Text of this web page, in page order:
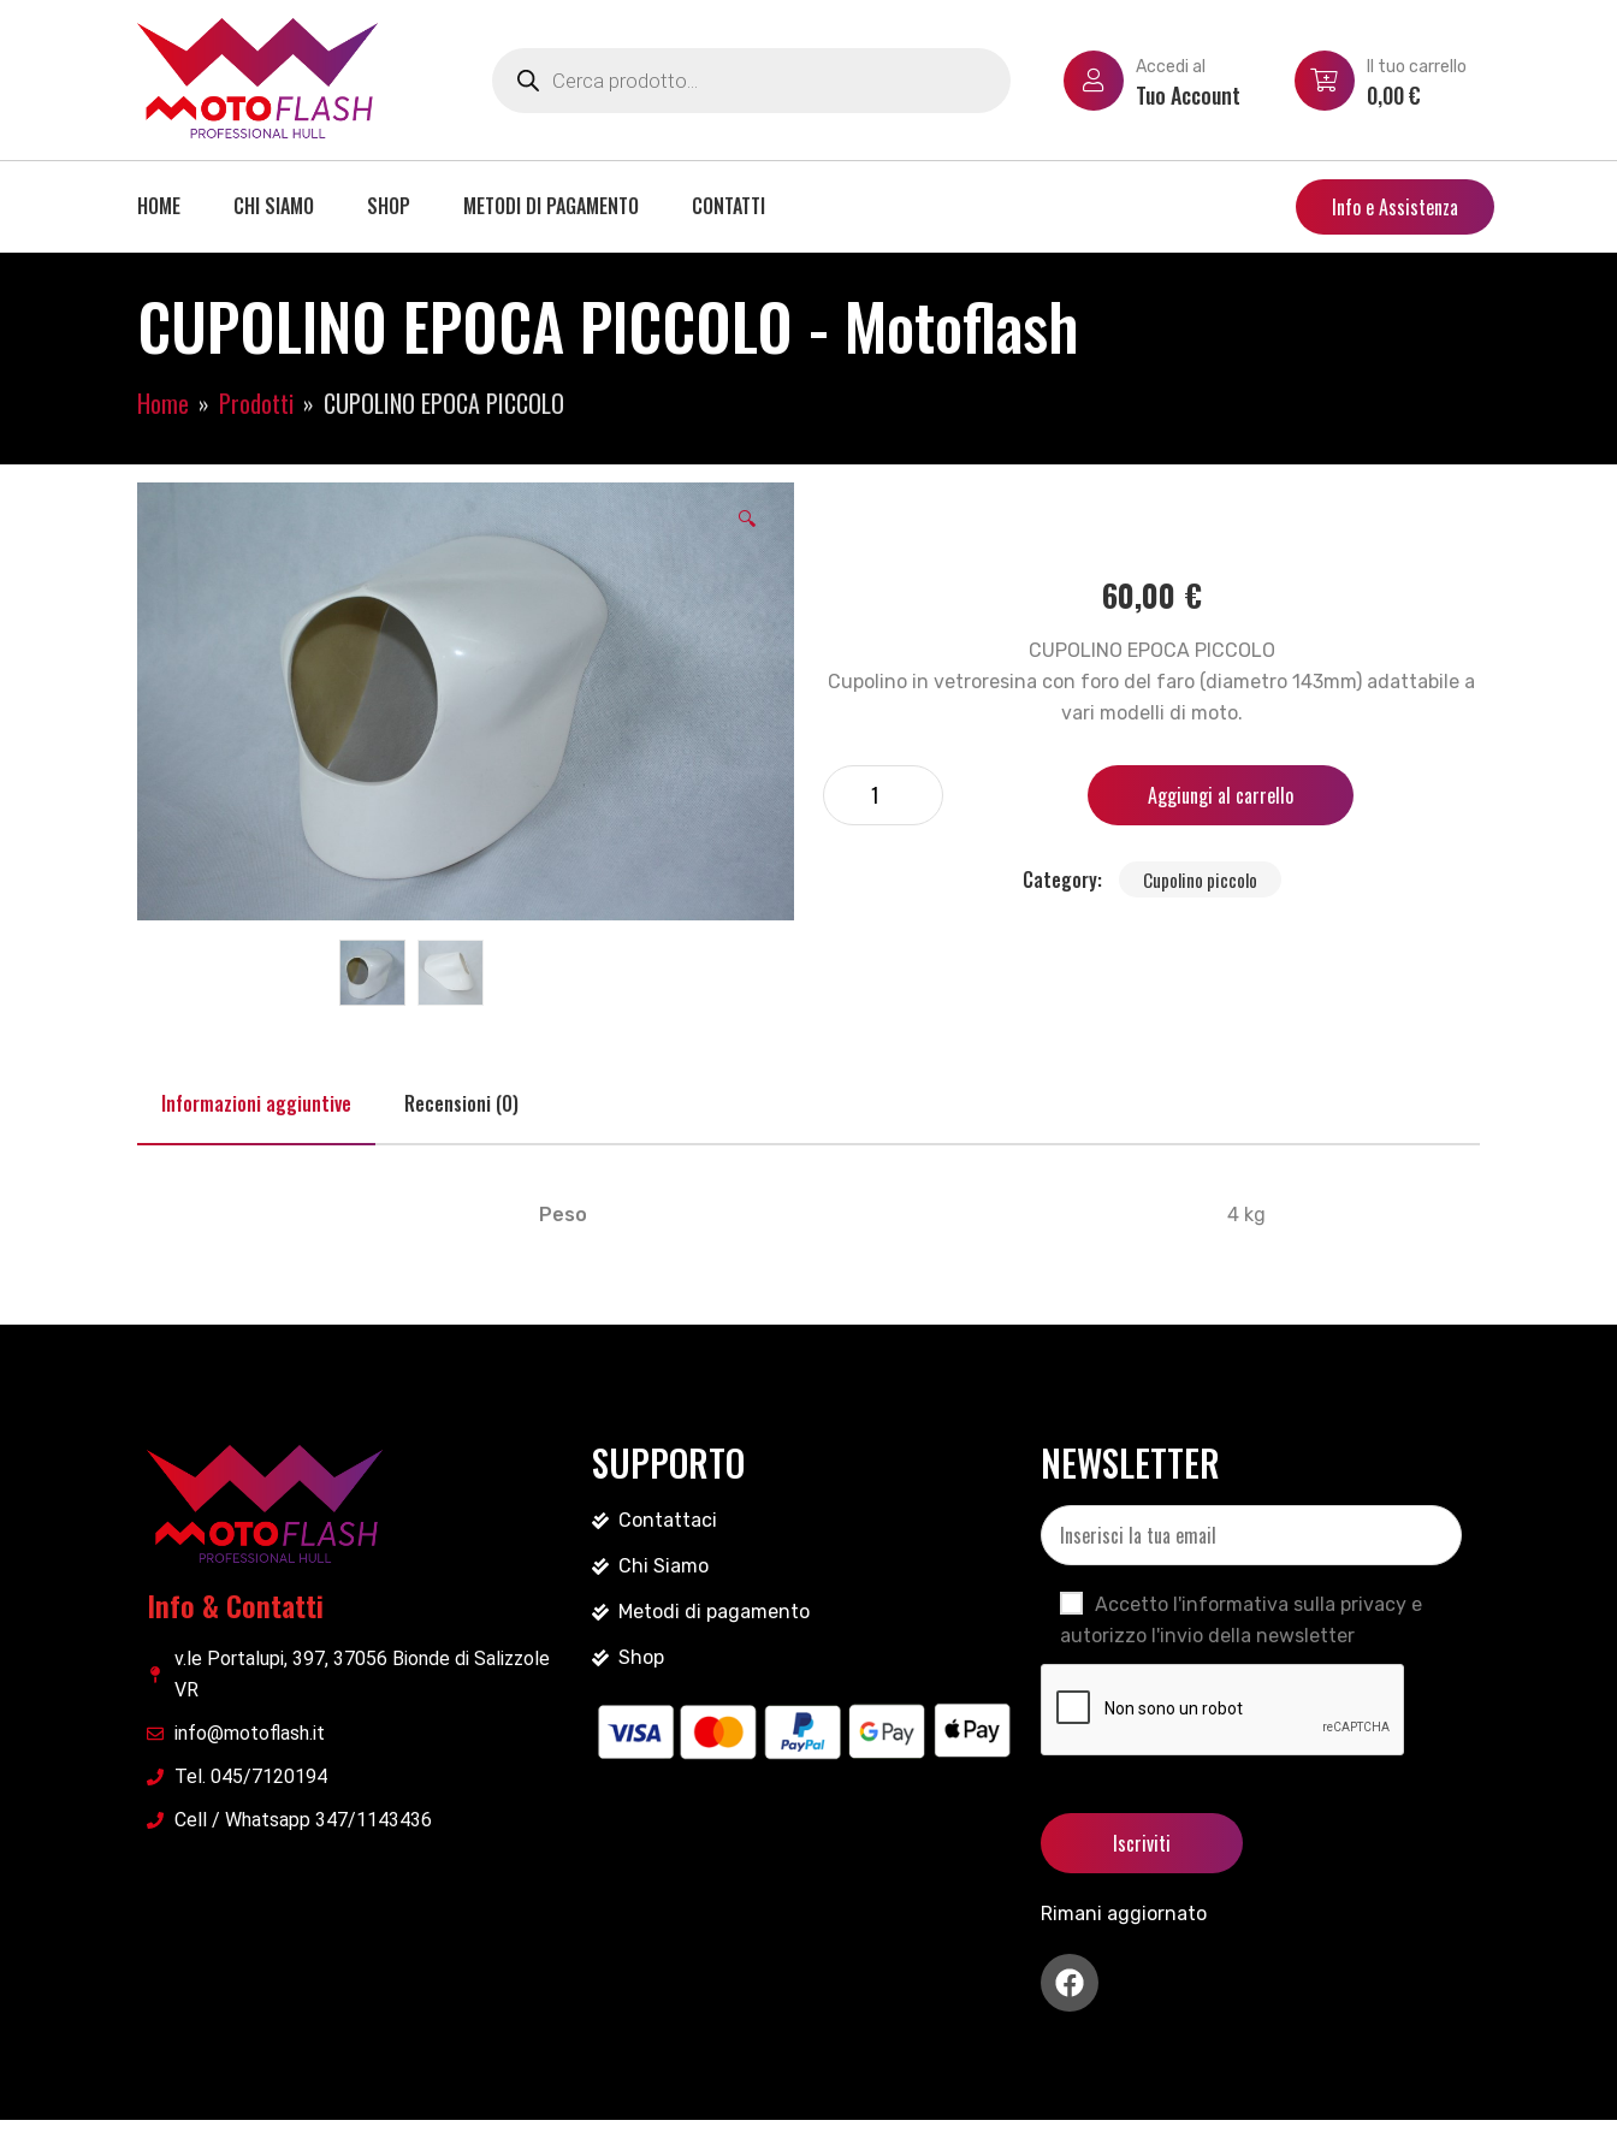
Accedi al
Tuo Account
Il tuo carrello
0,00€
HOME CHI SIAMO SHOP METODI DI PAGAMENTO CONTATTI Info e Assistenza
CUPOLINO EPOCA PICCOLO - Motoflash
Home Prodotti CUPOLINO EPOCA PICCOLO
🔍
60,00 €
CUPOLINO EPOCA PICCOLO
Cupolino in vetroresina con foro del faro (diametro 143mm) adattabile a
vari modelli di moto.
Aggiungi al carrello
Category: Cupolino piccolo
Informazioni aggiuntive Recensioni (0)
Peso 4 kg
Info & Contatti
v.le Portalupi, 397, 37056 Bionde di Salizzole
VR
info@motoflash.it
Tel. 045/7120194
Cell / Whatsapp 347/1143436
SUPPORTO
Contattaci
Chi Siamo
Metodi di pagamento
Shop
NEWSLETTER
Accetto l'informativa sulla privacy e
autorizzo l'invio della newsletter
Rimani aggiornato